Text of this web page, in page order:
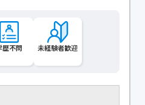
歴不問 未経験者歓迎